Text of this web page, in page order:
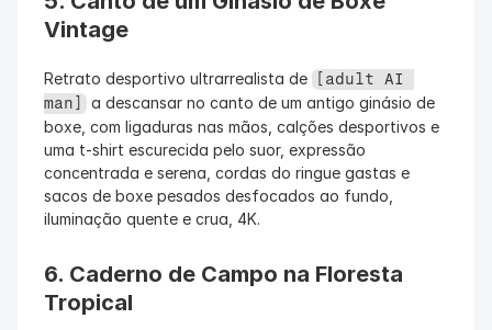
Vintage
Retrato desportivo ultrarrealista de
[adult AI
man] a descansar no canto de um antigo ginásio de
boxe, com ligaduras nas mãos, calções desportivos e
uma t-shirt escurecida pelo suor, expressão
concentrada e serena, cordas do ringue gastas e
sacos de boxe pesados desfocados ao fundo,
iluminação quente e crua, 4K.
6. Caderno de Campo na Floresta
Tropical